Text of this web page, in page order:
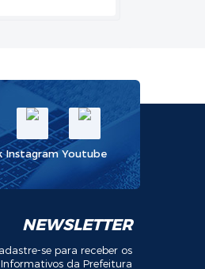
Instagram Youtube
NEWSLETTER
se para receber os
Informativos da Prefeitura